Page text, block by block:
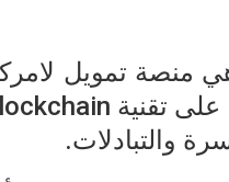
منصة تمويل
والتبادلات.